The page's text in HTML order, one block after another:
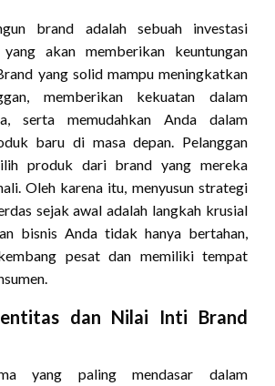
brand adalah sebuah investasi
akan memberikan keuntungan
yang solid mampu meningkatkan
memberikan kekuatan dalam
serta memudahkan Anda dalam
baru di masa depan. Pelanggan
produk dari brand yang mereka
Oleh karena itu, menyusun strategi
sejak awal adalah langkah krusial
bisnis Anda tidak hanya bertahan,
pesat dan memiliki tempat
dan Nilai Inti Brand
yang paling mendasar dalam